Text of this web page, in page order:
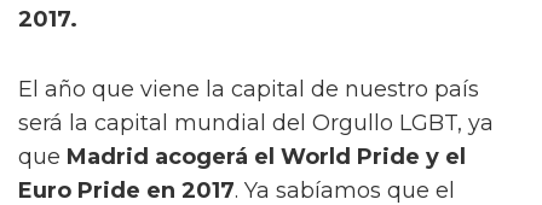
2017.
El año que viene la capital de nuestro país
será la capital mundial del Orgullo LGBT, ya
que Madrid acogerá el World Pride y el
Euro Pride en 2017. Ya sabíamos que el